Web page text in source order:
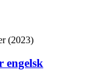
(2023)
engelsk